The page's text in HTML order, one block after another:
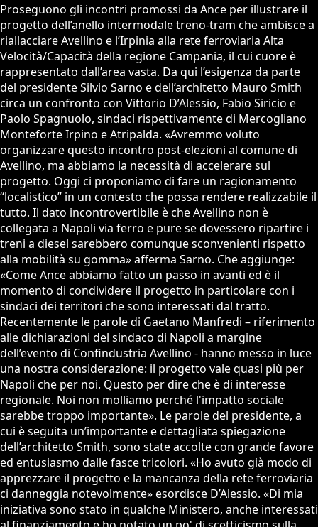
Proseguono gli incontri promossi da Ance per illustrare il
progetto dell’anello intermodale treno-tram che ambisce a
riallacciare Avellino e l’Irpinia alla rete ferroviaria Alta
Velocità/Capacità della regione Campania, il cui cuore è
rappresentato dall’area vasta. Da qui l’esigenza da parte
del presidente Silvio Sarno e dell’architetto Mauro Smith
circa un confronto con Vittorio D’Alessio, Fabio Siricio e
Paolo Spagnuolo, sindaci rispettivamente di Mercogliano
Monteforte Irpino e Atripalda. «Avremmo voluto
organizzare questo incontro post-elezioni al comune di
Avellino, ma abbiamo la necessità di accelerare sul
progetto. Oggi ci proponiamo di fare un ragionamento
“localistico” in un contesto che possa rendere realizzabile il
tutto. Il dato incontrovertibile è che Avellino non è
collegata a Napoli via ferro e pure se dovessero ripartire i
treni a diesel sarebbero comunque sconvenienti rispetto
alla mobilità su gomma» afferma Sarno. Che aggiunge:
«Come Ance abbiamo fatto un passo in avanti ed è il
momento di condividere il progetto in particolare con i
sindaci dei territori che sono interessati dal tratto.
Recentemente le parole di Gaetano Manfredi – riferimento
alle dichiarazioni del sindaco di Napoli a margine
dell’evento di Confindustria Avellino - hanno messo in luce
una nostra considerazione: il progetto vale quasi più per
Napoli che per noi. Questo per dire che è di interesse
regionale. Noi non molliamo perché l'impatto sociale
sarebbe troppo importante». Le parole del presidente, a
cui è seguita un’importante e dettagliata spiegazione
dell’architetto Smith, sono state accolte con grande favore
ed entusiasmo dalle fasce tricolori. «Ho avuto già modo di
apprezzare il progetto e la mancanza della rete ferroviaria
ci danneggia notevolmente» esordisce D’Alessio. «Di mia
iniziativa sono stato in qualche Ministero, anche interessati